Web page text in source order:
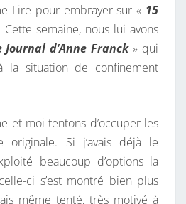
Lire pour embrayer sur « 15
Cette semaine, nous lui avons
Journal d’Anne Franck» qui
la situation de confinement
et moi tentons d’occuper les
originale. Si j’avais déjà le
beaucoup d’options la
ci s’est montré bien plus
même tenté, très motivé à